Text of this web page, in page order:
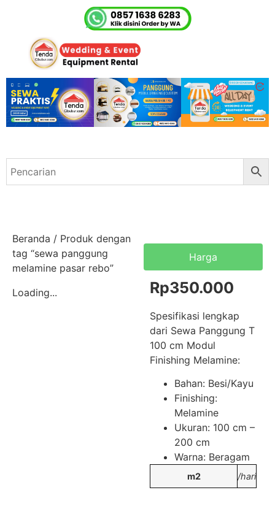
Beranda / Produk dengan
tag “sewa panggung
melamine pasar rebo”
Loading...
Harga
Rp350.000
Spesifikasi lengkap
dari Sewa Panggung T
100 cm Modul
Finishing Melamine:
Bahan: Besi/Kayu
Finishing:
Melamine
Ukuran: 100 cm –
200 cm
Warna: Beragam
m2 /hari